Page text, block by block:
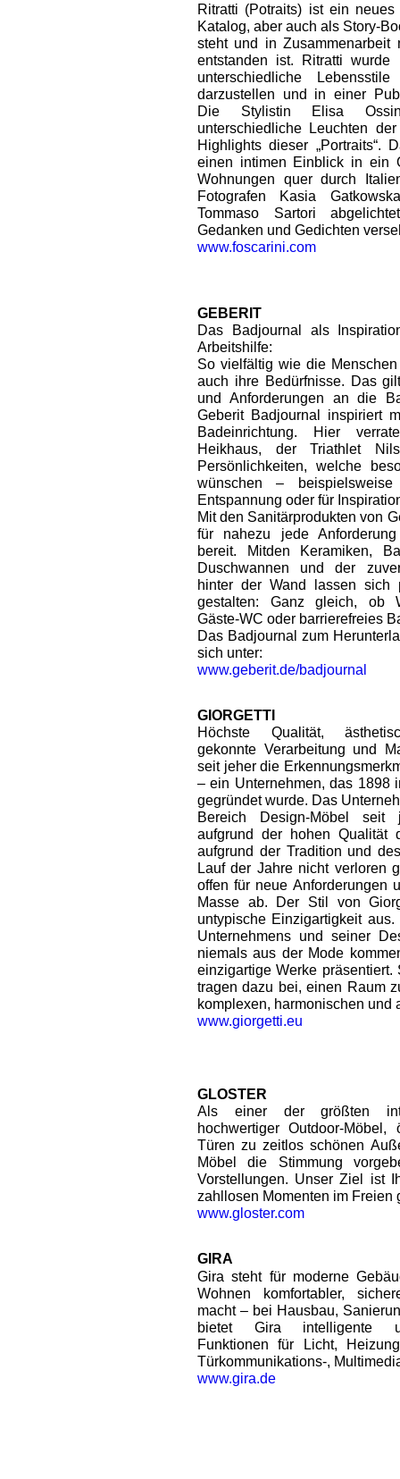
Ritratti (Potraits) ist ein
Katalog, aber auch als Story-
steht und in Zusammenarbeit
entstanden ist. Ritratti
unterschiedliche
darzustellen und in einer
Die Stylistin Elisa
unterschiedliche Leuchten
Highlights dieser „Portraits“.
einen intimen Einblick in ein
Wohnungen quer durch
Fotografen Kasia
Tommaso Sartori
Gedanken und Gedichten
www.foscarini.com
GEBERIT
Das Badjournal als
Arbeitshilfe:
So vielfältig wie die
auch ihre Bedürfnisse. Das
und Anforderungen an die
Geberit Badjournal inspiriert
Badeinrichtung. Hier
Heikhaus, der Triathlet
Persönlichkeiten, welche
wünschen –
Entspannung oder für
Mit den Sanitärprodukten von
für nahezu jede
bereit. Mitden Keramiken,
Duschwannen und der
hinter der Wand lassen sich
gestalten: Ganz gleich, ob
Gäste-WC oder barrierefreies
Das Badjournal zum
sich unter:
www.geberit.de/badjournal
GIORGETTI
Höchste Qualität,
gekonnte Verarbeitung und
seit jeher die
– ein Unternehmen, das 1898
gegründet wurde. Das
Bereich Design-Möbel
aufgrund der hohen Qualität
aufgrund der Tradition und
Lauf der Jahre nicht verloren
offen für neue Anforderungen
Masse ab. Der Stil von
untypische Einzigartigkeit
Unternehmens und seiner
niemals aus der Mode
einzigartige Werke
tragen dazu bei, einen Raum
komplexen, harmonischen
www.giorgetti.eu
GLOSTER
Als einer der größten
hochwertiger Outdoor-
Türen zu zeitlos schönen
Möbel die Stimmung
Vorstellungen. Unser Ziel ist
zahllosen Momenten im Freien
www.gloster.com
GIRA
Gira steht für moderne
Wohnen komfortabler,
macht – bei Hausbau,
bietet Gira intelligente
Funktionen für Licht,
Türkommunikations-,
www.gira.de